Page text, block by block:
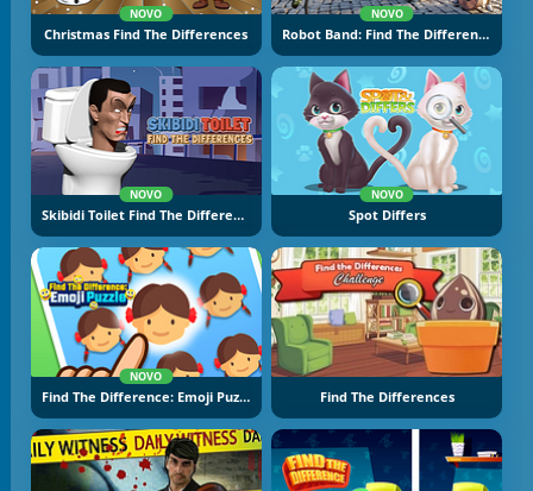
NOVO
Christmas Find The Differences
NOVO
Robot Band: Find The Differences
NOVO
Skibidi Toilet Find The Differences
NOVO
Spot Differs
NOVO
Find The Difference: Emoji Puzzle Find The Differences